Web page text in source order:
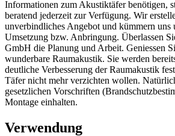
Informationen zum Akustiktäfer benötigen,
beratend jederzeit zur Verfügung. Wir
unverbindliches Angebot und kümmern uns
Umsetzung bzw. Anbringung. Überlassen
GmbH die Planung und Arbeit. Geniessen
wunderbare Raumakustik. Sie werden
deutliche Verbesserung der Raumakustik
Täfer nicht mehr verzichten wollen.
gesetzlichen Vorschriften
Montage einhalten.
Verwendung